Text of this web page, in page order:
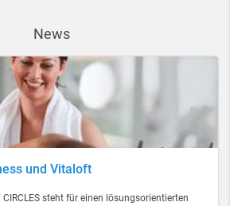
News
und Vitaloft
steht für einen lösungsorientierten